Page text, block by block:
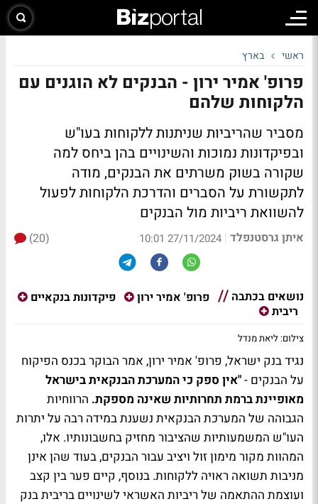
ראשי בארץ
פרופ' אמיר ירון - הבנקים לא הוגנים עם
הלקוחות שלהם
מסביר שהריביות שניתנות ללקוחות בעו"ש
ובפיקדונות נמוכות והשינויים בהן ביחס למה
שקורה בשוק משרתים את הבנקים, מודה
לתקשורת על הסברים והדרכת הלקוחות לפעול
להשוואת ריביות מול הבנקים
איתן גרסטנפלד |
27/11/2024 10:01
(20)
נושאים בכתבה פרופ' אמיר ירון
פיקדונות בנקאיים
ריבית
צילום: ליאת מנדל
נגיד בנק ישראל, פרופ' אמיר ירון, אמר הבוקר בכנס הפיקוח
על הבנקים -"אין ספק כי המערכת הבנקאית בישראל
מאופיינת ברמת תחרותיות שאינה מספקת. הרווחיות
הגבוהה של המערכת הבנקאית נשענת במידה רבה על יתרות
העו"ש המשמעותיות שהציבור מחזיק בחשבונותיו. אלו,
המהוות מקור מימון זול ויציב עבור הבנקים, בעוד שהן אינן
מניבות תשואה ראויה ללקוחות. בנוסף, קיים פער בין קצב
ועוצמת ההתאמה של ריביות האשראי לשינויים בריבית בנק